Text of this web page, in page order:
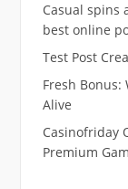
Casual spins
best online
Test Post
Fresh Bonus:
Alive
Casinofriday
Premium